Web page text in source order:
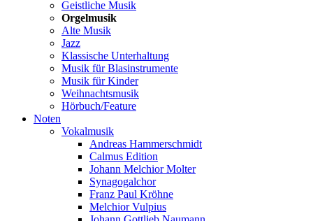
Geistliche Musik
Orgelmusik
Alte Musik
Jazz
Klassische Unterhaltung
Musik für Blasinstrumente
Musik für Kinder
Weihnachtsmusik
Hörbuch/Feature
Noten
Vokalmusik
Andreas Hammerschmidt
Calmus Edition
Johann Melchior Molter
Synagogalchor
Franz Paul Kröhne
Melchior Vulpius